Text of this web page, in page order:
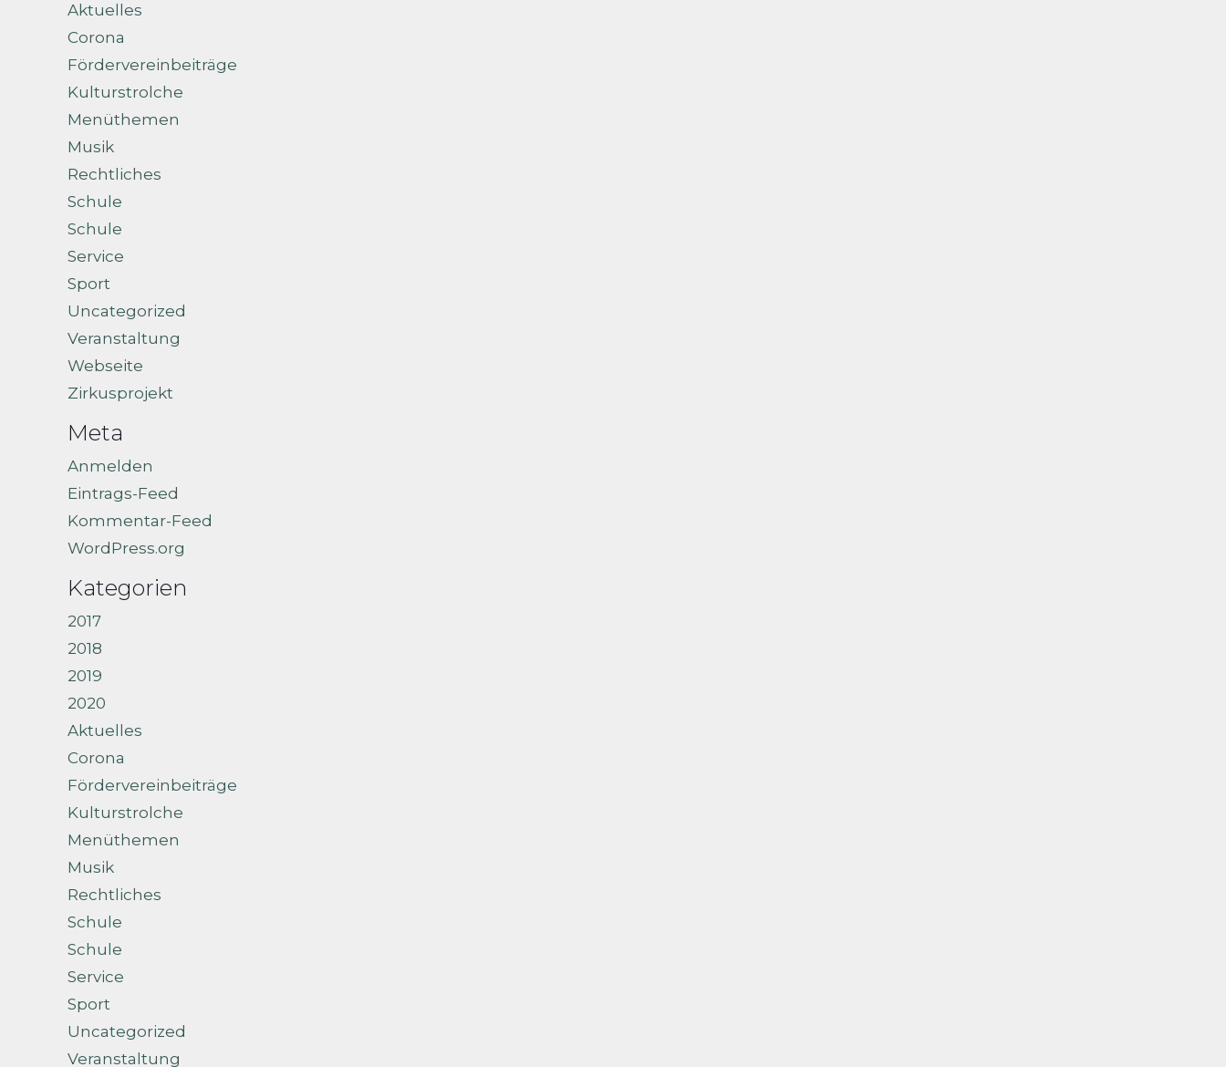
Aktuelles
Corona
Fördervereinbeiträge
Kulturstrolche
Menüthemen
Musik
Rechtliches
Schule
Schule
Service
Sport
Uncategorized
Veranstaltung
Webseite
Zirkusprojekt
Meta
Anmelden
Eintrags-Feed
Kommentar-Feed
WordPress.org
Kategorien
2017
2018
2019
2020
Aktuelles
Corona
Fördervereinbeiträge
Kulturstrolche
Menüthemen
Musik
Rechtliches
Schule
Schule
Service
Sport
Uncategorized
Veranstaltung